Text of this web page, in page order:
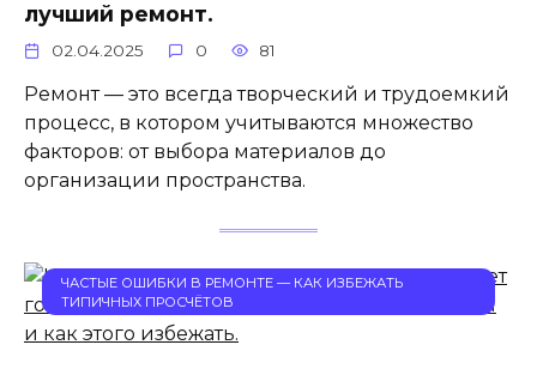
лучший ремонт.
02.04.2025 0 81
Ремонт — это всегда творческий и трудоемкий
процесс, в котором учитываются множество
факторов: от выбора материалов до
организации пространства.
ЧАСТЫЕ ОШИБКИ В РЕМОНТЕ — КАК ИЗБЕЖАТЬ
ТИПИЧНЫХ ПРОСЧЁТОВ